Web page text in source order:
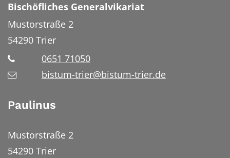
Bischöfliches Generalvikariat
Mustorstraße 2
54290 Trier
0651 71050
bistum-trier@bistum-trier.de
Paulinus
Mustorstraße 2
54290 Trier